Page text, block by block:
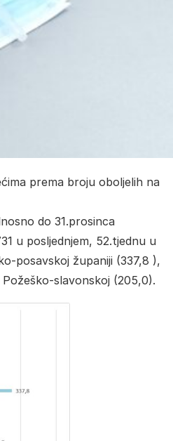
prema broju oboljelih na
do 31.prosinca
u posljednjem, 52.tjednu u
posavskoj županiji (337,8 ),
slavonskoj (205,0).